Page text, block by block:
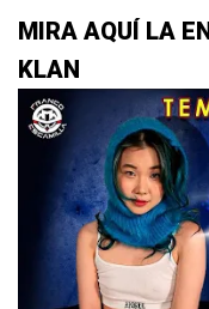
MIRA AQUÍ LA
KLAN